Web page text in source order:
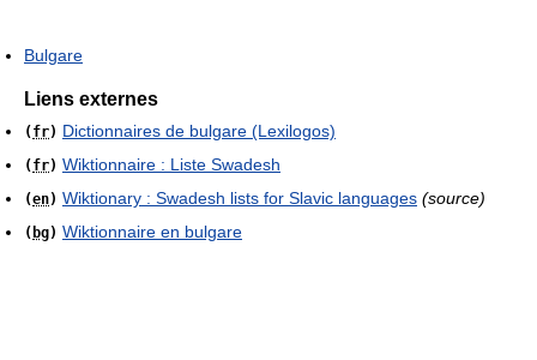
Bulgare
Liens externes
( fr) Dictionnaires de bulgare (Lexilogos)
( fr) Wiktionnaire : Liste Swadesh
(en) Wiktionary : Swadesh lists for Slavic languages (source)
( bg) Wiktionnaire en bulgare